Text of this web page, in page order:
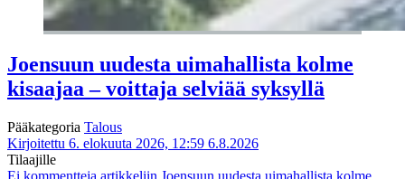
Joensuun uudesta uimahallista kolme
kisaajaa – voittaja selviää syksyllä
Pääkategoria Talous
Kirjoitettu 6. elokuuta 2026, 12:59 6.8.2026
Tilaajille
Ei kommentteja artikkeliin Joensuun uudesta uimahallista kolme